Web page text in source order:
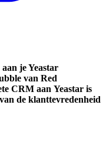
je Yeastar
van Red
CRM aan Yeastar is
de klanttevredenheid